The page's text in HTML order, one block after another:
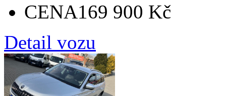
CENA169 900 Kč
Detail vozu